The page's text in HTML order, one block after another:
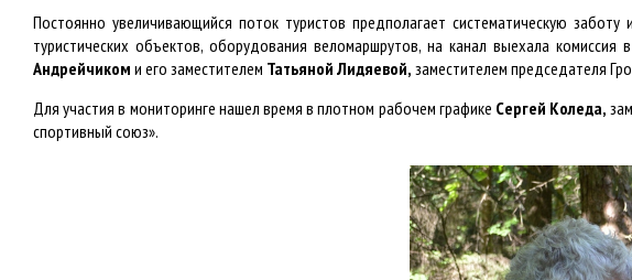
Постоянно увеличивающийся поток туристов предполагает систематическую
туристических объектов, оборудования веломаршрутов, на канал выехала
Андрейчиком и его заместителем Татьяной Лидяевой, заместителем председателя
Для участия в мониторинге нашел время в плотном рабочем графике Сергей Коледа,
спортивный союз».